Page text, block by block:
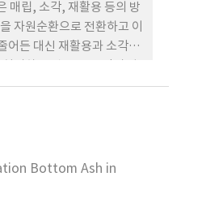
매립, 소각, 재활용 등의 방
자원순환으로 전환하고 이
어든 대신 재활용과 소각으
옥신 및 유해 중금속성분
매립 처리되고 있는 실정
진국에서는 바닥재를 도로
사용을 위한 다양한 연구가
가 진행되고 있다. 국내에
체적인 재활용 방법” 35
Bottom Ash in